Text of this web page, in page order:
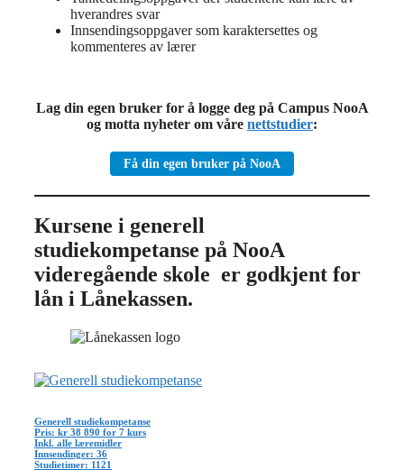
hverandres svar
Innsendingsoppgaver som karaktersettes og
kommenteres av lærer
Lag din egen bruker for å logge deg på Campus NooA
og motta nyheter om våre nettstudier:
Få din egen bruker på NooA
Kursene i generell
studiekompetanse på NooA
videregående skole er godkjent for
lån i Lånekassen.
Generell studiekompetanse
Pris: kr 38 890 for 7 kurs
Inkl. alle læremidler
Innsendinger: 36
Studietimer: 1121